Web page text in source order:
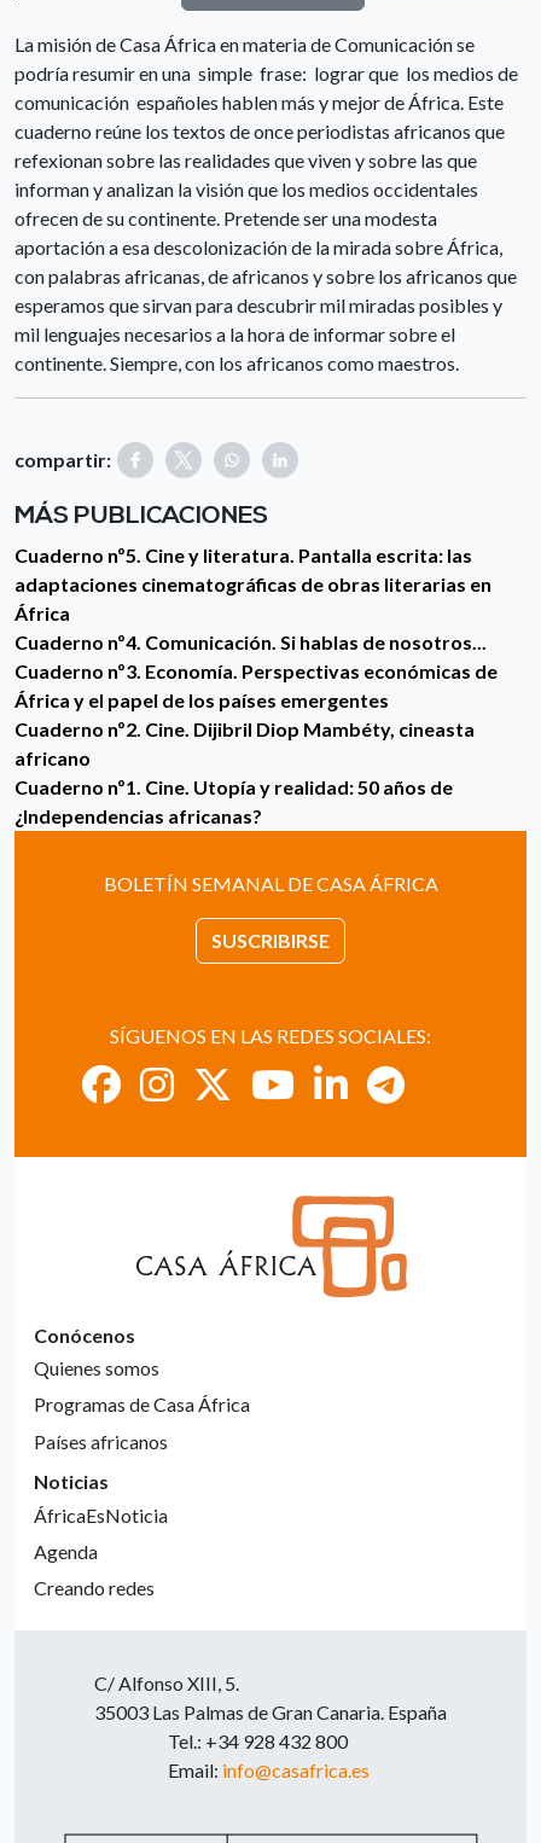
La misión de Casa África en materia de Comunicación se
podría resumir en una simple frase: lograr que los medios de
comunicación españoles hablen más y mejor de África. Este
cuaderno reúne los textos de once periodistas africanos que
refexionan sobre las realidades que viven y sobre las que
informan y analizan la visión que los medios occidentales
ofrecen de su continente. Pretende ser una modesta
aportación a esa descolonización de la mirada sobre África,
con palabras africanas, de africanos y sobre los africanos que
esperamos que sirvan para descubrir mil miradas posibles y
mil lenguajes necesarios a la hora de informar sobre el
continente. Siempre, con los africanos como maestros.
compartir:
MÁS PUBLICACIONES
Cuaderno nº5. Cine y literatura. Pantalla escrita: las
adaptaciones cinematográficas de obras literarias en
África
Cuaderno nº4. Comunicación. Si hablas de nosotros...
Cuaderno nº3. Economía. Perspectivas económicas de
África y el papel de los países emergentes
Cuaderno nº2. Cine. Dijibril Diop Mambéty, cineasta
africano
Cuaderno nº1. Cine. Utopía y realidad: 50 años de
¿Independencias africanas?
BOLETÍN SEMANAL DE CASA ÁFRICA
SUSCRIBIRSE
SÍGUENOS EN LAS REDES SOCIALES:
Conócenos
Quienes somos
Programas de Casa África
Países africanos
Noticias
ÁfricaEsNoticia
Agenda
Creando redes
C/ Alfonso XIII, 5.
35003 Las Palmas de Gran Canaria. España
Tel.: +34 928 432 800
Email: info@casafrica.es